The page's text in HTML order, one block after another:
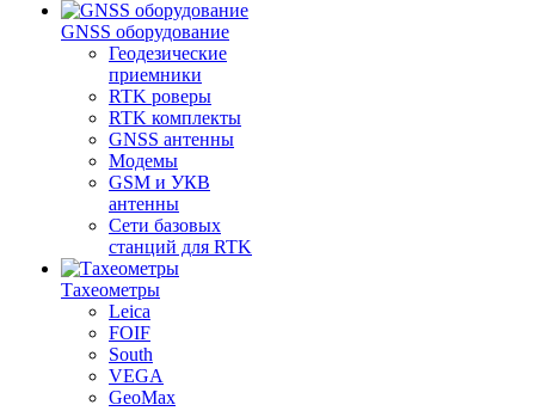
GNSS оборудование
Геодезические
приемники
RTK роверы
RTK комплекты
GNSS антенны
Модемы
GSM и УКВ
антенны
Сети базовых
станций для RTK
Тахеометры
Leica
FOIF
South
VEGA
GeoMax